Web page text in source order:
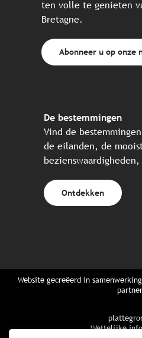
ten volle te genieten
Bretagne.
Abonneer u op onze
De bestemmingen
Vind de
de eilanden, de
Ontdekken
Website gecreëerd in
Wettelijke